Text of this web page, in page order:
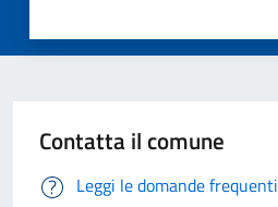
Contatta il comune
Leggi le domande frequenti